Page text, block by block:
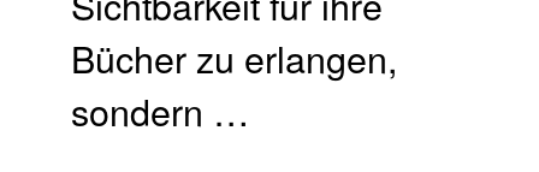
Bücher zu erlangen,
sondern …